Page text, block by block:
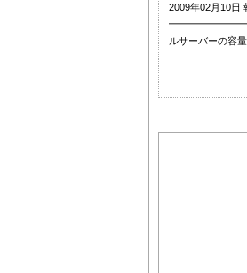
2009年02月10日
ルサーバーの容